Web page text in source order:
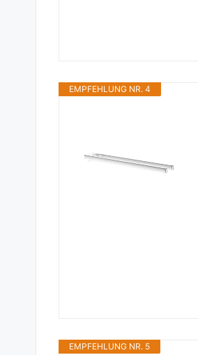
EMPFEHLUNG NR. 4
EMPFEHLUNG NR. 5